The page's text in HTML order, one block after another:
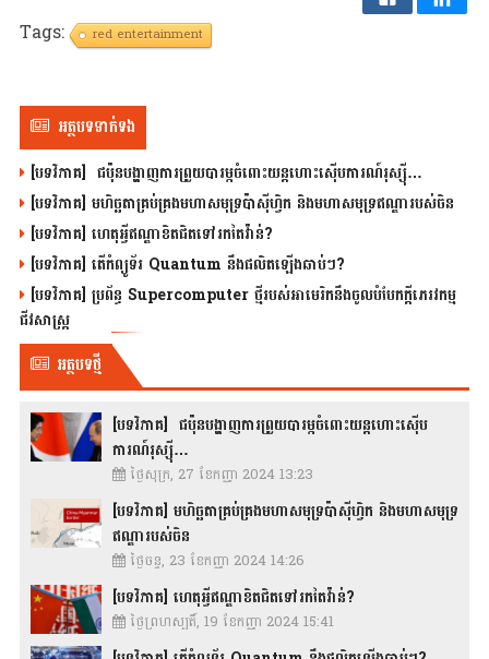
Tags: red entertainment
អត្ថបទទាក់ទង
[បទវិភាគ] ជប៉ុនបង្ហាញការព្រួយបារម្ភចំពោះយន្តហោះស៊ើបការណ៍រុស្ស៊ី…
[បទវិភាគ] មហិច្ឆតាគ្រប់គ្រងមហាសមុទ្រប៉ាស៊ីហ្វិក និងមហាសមុទ្រឥណ្ឌារបស់ចិន
[បទវិភាគ] ហេតុអ្វីឥណ្ឌាខិតជិតទៅរកតៃវ៉ាន់?
[បទវិភាគ] តើកំព្យូទ័រ Quantum នឹងផលិតឡើងឆាប់ៗ?
[បទវិភាគ] ប្រព័ន្ធ Supercomputer ថ្មីរបស់អាមេរិកនឹងចូលបំបែកក្តីភេរវកម្ម
ជីវសាស្រ្ត
អត្ថបទថ្មី
[បទវិភាគ] ជប៉ុនបង្ហាញការព្រួយបារម្ភចំពោះយន្តហោះស៊ើប
ការណ៍រុស្ស៊ី…
ថ្ងៃសុក្រ, 27 ខែកញ្ញា 2024 13:23
[បទវិភាគ] មហិច្ឆតាគ្រប់គ្រងមហាសមុទ្រប៉ាស៊ីហ្វិក និងមហាសមុទ្រ
ឥណ្ឌារបស់ចិន
ថ្ងៃចន្ទ, 23 ខែកញ្ញា 2024 14:26
[បទវិភាគ] ហេតុអ្វីឥណ្ឌាខិតជិតទៅរកតៃវ៉ាន់?
ថ្ងៃព្រហស្បតិ៍, 19 ខែកញ្ញា 2024 15:41